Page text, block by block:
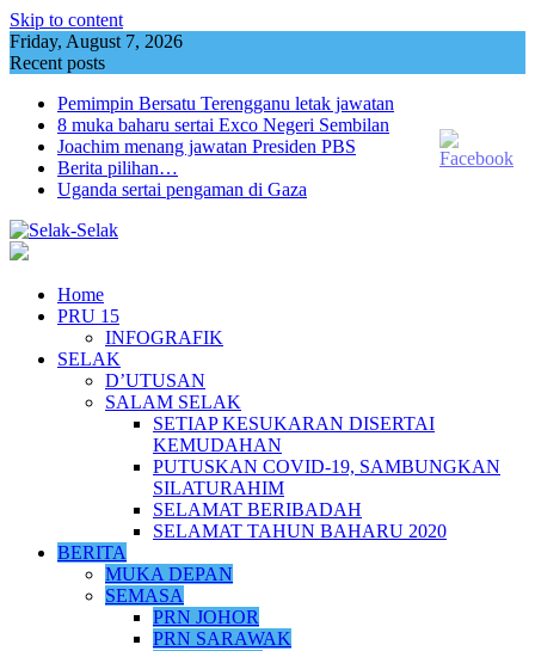
Skip to content
Friday, August 7, 2026
Recent posts
Pemimpin Bersatu Terengganu letak jawatan
8 muka baharu sertai Exco Negeri Sembilan
Joachim menang jawatan Presiden PBS
Berita pilihan…
Uganda sertai pengaman di Gaza
Home
PRU 15
INFOGRAFIK
SELAK
D’UTUSAN
SALAM SELAK
SETIAP KESUKARAN DISERTAI
KEMUDAHAN
PUTUSKAN COVID-19, SAMBUNGKAN
SILATURAHIM
SELAMAT BERIBADAH
SELAMAT TAHUN BAHARU 2020
BERITA
MUKA DEPAN
SEMASA
PRN JOHOR
PRN SARAWAK